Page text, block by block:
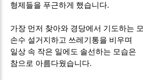
형제들을 푸근하게 했습니다.
가장 먼저 찾아와 경당에서 기도하는
손수 설거지하고 쓰레기통을 비우며
일상 속 작은 일에도 솔선하는 모습은
참으로 아름다웠습니다.